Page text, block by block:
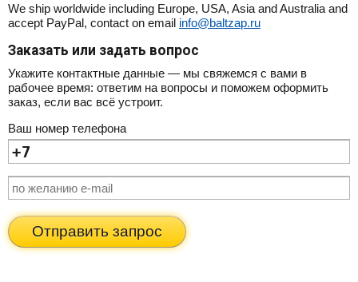
We ship worldwide including Europe, USA, Asia and Australia and
accept PayPal, contact on email info@baltzap.ru
Заказать или задать вопрос
Укажите контактные данные — мы свяжемся с вами в
рабочее время: ответим на вопросы и поможем оформить
заказ, если вас всё устроит.
Ваш номер телефона
Отправить запрос